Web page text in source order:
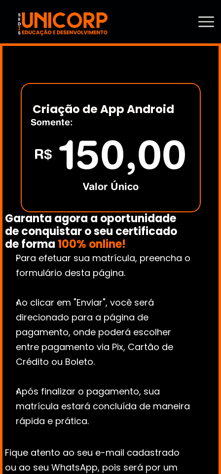
Criação de App Android
Somente:
R$ 150,00
Valor Único
Garanta agora a oportunidade
de conquistar o seu certificado
de forma 100% online!
Para efetuar sua matrícula, preencha o
formulário desta página.
Ao clicar em "Enviar", você será
direcionado para a página de
pagamento, onde poderá escolher
entre pagamento via Pix, Cartão de
Crédito ou Boleto.
Após finalizar o pagamento, sua
matrícula estará concluída de maneira
rápida e prática.
Fique atento ao seu e-mail cadastrado
ou ao seu WhatsApp, pois será por um